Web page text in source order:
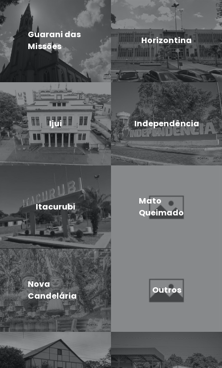
Guarani das
Missões
Horizontina
Ijui Independência
Itacurubi
Mato
Queimado
Nova
Candelária
Outros